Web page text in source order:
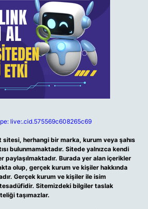
live:.cid.575569c608265c69
sitesi, herhangi bir marka, kurum veya şahıs
bulunmamaktadır. Sitede yalnızca kendi
paylaşılmaktadır. Burada yer alan içerikler
olup, gerçek kurum ve kişiler hakkında
Gerçek kurum ve kişiler ile isim
Sitemizdeki bilgiler taslak
taşımazlar.